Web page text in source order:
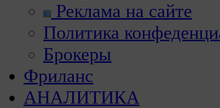
Реклама на сайте
Политика
Брокеры
Фриланс
АНАЛИТИКА